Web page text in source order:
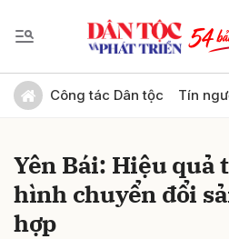
Công tác Dân tộc Tín
Yên Bái: Hiệu quả
hình chuyển đổi
hợp
Gửi bình luận